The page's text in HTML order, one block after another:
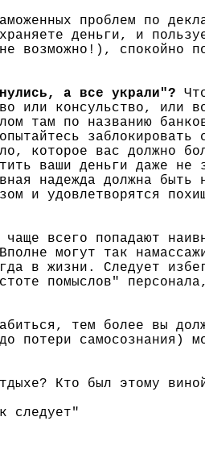
проблем по
деньги, и
возможно!), спокойно
а все украли"?
или консульство, или
там по названию
заблокировать
которое вас должно
ваши деньги даже не
надежда должна
и удовлетворятся
всего попадают
могут так
в жизни. Следует
помыслов"
тем более вы
потери самосознания)
Кто был этому
следует"